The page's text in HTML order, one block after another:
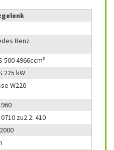
Benz
500 4966ccm³
225 kW
W220
zu2.2: 410